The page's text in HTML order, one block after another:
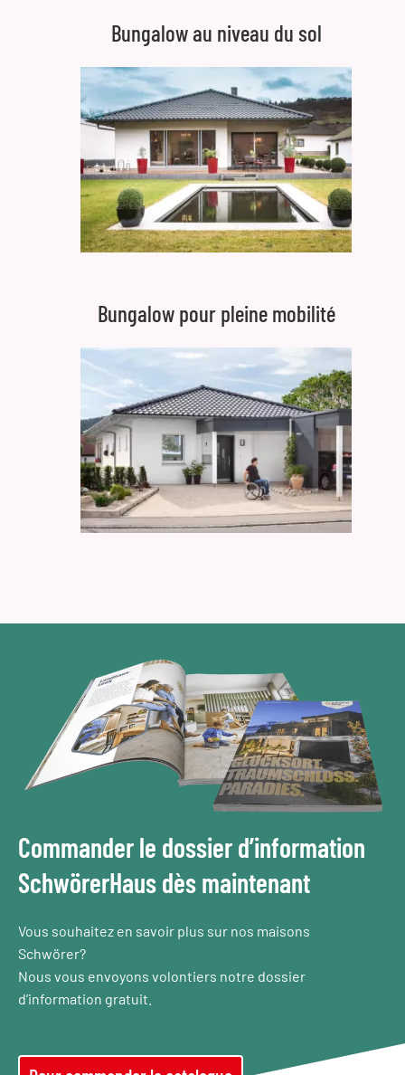
Bungalow au niveau du sol
Bungalow pour pleine mobilité
Commander le dossier d’information
SchwörerHaus dès maintenant
Vous souhaitez en savoir plus sur nos maisons
Schwörer?
Nous vous envoyons volontiers notre dossier
d’information gratuit.